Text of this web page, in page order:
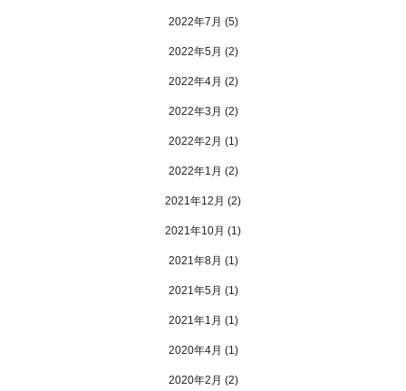
2022年7月 (5)
2022年5月 (2)
2022年4月 (2)
2022年3月 (2)
2022年2月 (1)
2022年1月 (2)
2021年12月 (2)
2021年10月 (1)
2021年8月 (1)
2021年5月 (1)
2021年1月 (1)
2020年4月 (1)
2020年2月 (2)